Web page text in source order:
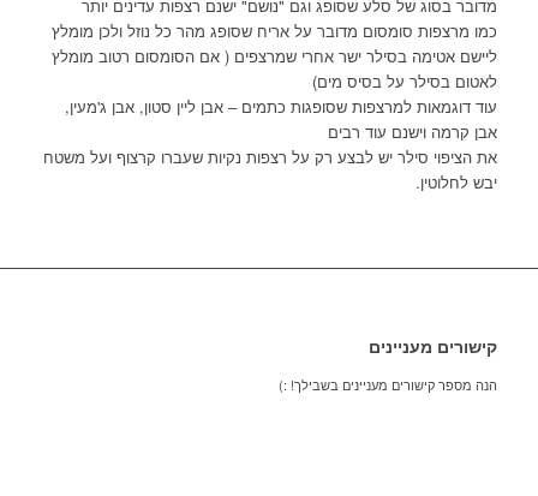
מדובר בסוג של סלע שסופג וגם "נושם" ישנם רצפות עדינים יותר
כמו מרצפות סומסום מדובר על אריח שסופג מהר כל נוזל ולכן מומלץ
ליישם אטימה בסילר ישר אחרי שמרצפים ( אם הסומסום רטוב מומלץ
לאטום בסילר על בסיס מים)
עוד דוגמאות למרצפות שסופגות כתמים – אבן ליין סטון, אבן ג'מעין,
אבן קרמה וישנם עוד רבים
את הציפוי סילר יש לבצע רק על רצפות נקיות שעברו קרצוף ועל משטח
יבש לחלוטין.
קישורים מעניינים
הנה מספר קישורים מעניינים בשבילך! :)